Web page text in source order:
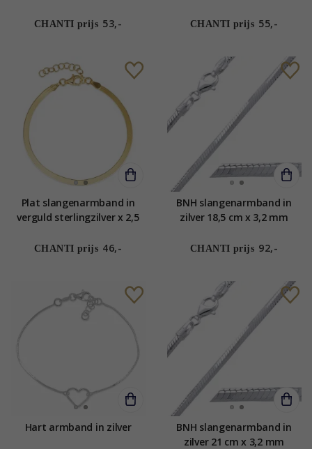
CHANTI prijs 53,- CHANTI prijs 55,-
Plat slangenarmband in
verguld sterlingzilver x 2,5
CHANTI prijs 46,-
BNH slangenarmband in
zilver 18,5 cm x 3,2 mm
CHANTI prijs 92,-
Hart armband in zilver
BNH slangenarmband in
zilver 21 cm x 3,2 mm